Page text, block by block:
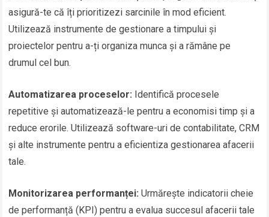
asigură-te că îți prioritizezi sarcinile în mod eficient.
Utilizează instrumente de gestionare a timpului și
proiectelor pentru a-ți organiza munca și a rămâne pe
drumul cel bun.
Automatizarea proceselor: Identifică procesele
repetitive și automatizează-le pentru a economisi timp și a
reduce erorile. Utilizează software-uri de contabilitate, CRM
și alte instrumente pentru a eficientiza gestionarea afacerii
tale.
Monitorizarea performanței: Urmărește indicatorii cheie
de performanță (KPI) pentru a evalua succesul afacerii tale